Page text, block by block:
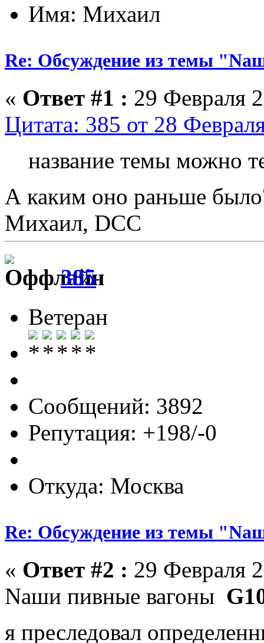
Имя: Михаил
Re: Обсуждение из темы
« Ответ #1 : 29 Февраля
Цитата: 385 от 28
название темы можно
А каким оно раньше
Михаил, DCC
385
Ветеран
Сообщений: 3892
Репутация: +198/-0
Откуда: Москва
Re: Обсуждение из темы
« Ответ #2 : 29 Февраля
Nаши пивные вагоны
я преследовал